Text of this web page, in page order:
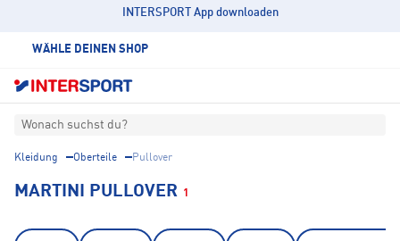
INTERSPORT App downloaden
WÄHLE DEINEN SHOP
Wonach suchst du?
Kleidung Oberteile Pullover
MARTINI PULLOVER 1